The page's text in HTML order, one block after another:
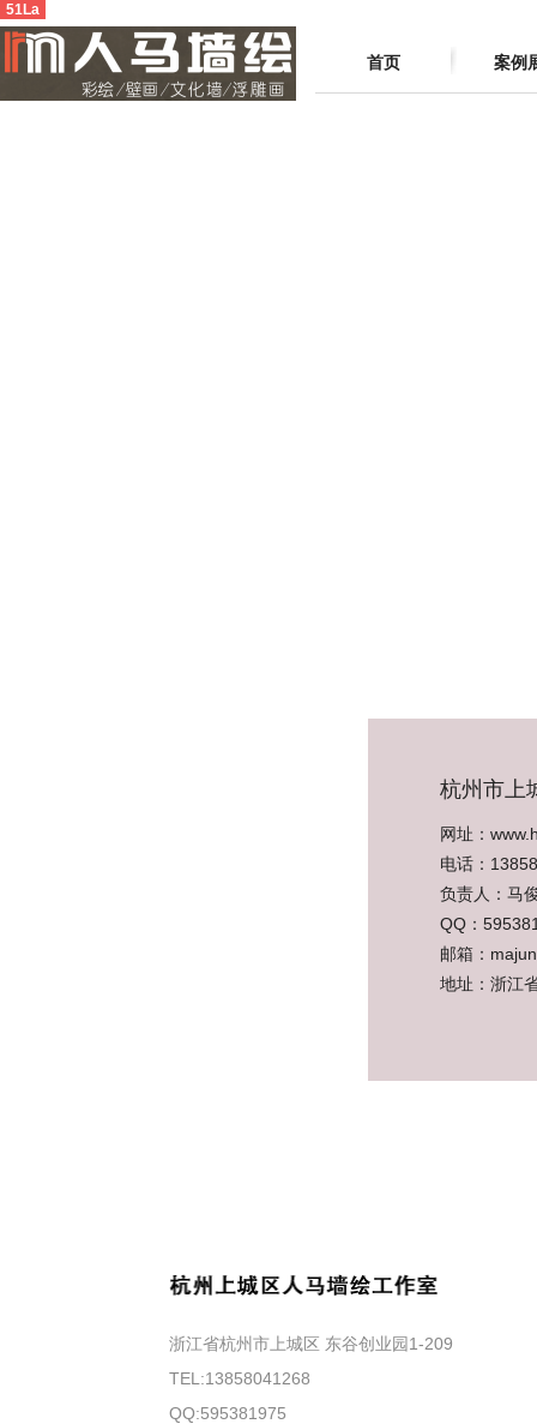
51La
首页 案例
杭州市上
网址：
电话：
负责人：马
QQ ：
邮箱：
地址：浙江
浙江省杭州市上城区 东谷创业园1-209
TEL:13858041268
QQ:595381975